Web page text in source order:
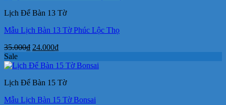
24.000₫.
Lịch Để Bàn 13 Tờ
Mẫu Lịch Bàn 13 Tờ Phúc Lộc Thọ
35.000₫ Giá
là:
24.000₫Giá
tại
24.000₫.
Sale
Lịch Để Bàn 15 Tờ
Mẫu Lịch Bàn 15 Tờ Bonsai